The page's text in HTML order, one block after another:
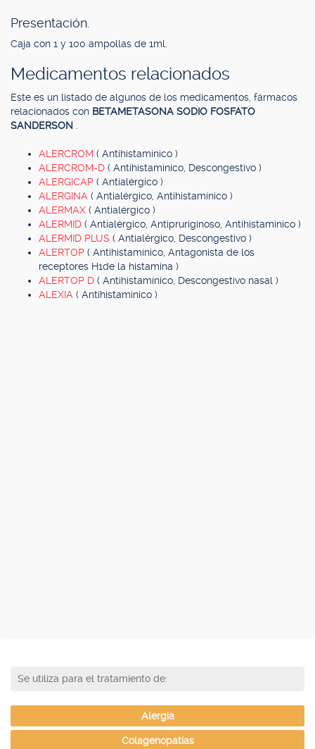
Presentación.
Caja con 1 y 100 ampollas de 1ml.
Medicamentos relacionados
Este es un listado de algunos de los medicamentos, fármacos
relacionados con BETAMETASONA SODIO FOSFATO
SANDERSON
ALERCROM ( Antihistamínico )
ALERCROM-D ( Antihistamínico, Descongestivo )
ALERGICAP ( Antialérgico )
ALERGINA ( Antialérgico, Antihistamínico )
ALERMAX ( Antialérgico )
ALERMID ( Antialérgico, Antipruriginoso, Antihistamínico )
ALERMID PLUS ( Antialérgico, Descongestivo )
ALERTOP ( Antihistamínico, Antagonista de los
receptores H1de la histamina )
ALERTOP D ( Antihistamínico, Descongestivo nasal )
ALEXIA ( Antihistamínico )
Se utiliza para el tratamiento de:
Alergia
Colagenopatías